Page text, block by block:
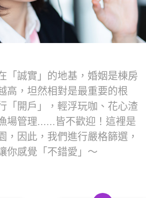
「誠實」的地基，婚姻是棟房
高，坦然相對是最重要的根
「開戶」，輕浮玩咖、花心渣
場管理......皆不歡迎！這裡是
，因此，我們進行嚴格篩選，
你感覺「不錯愛」～